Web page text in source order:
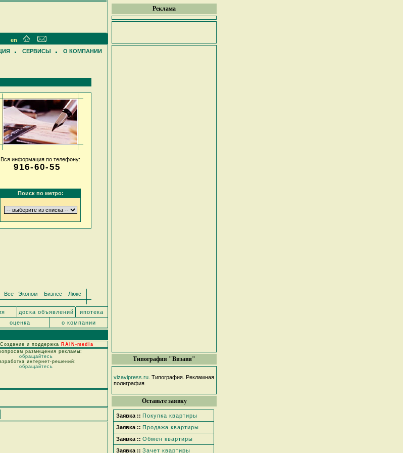
Реклама
Типография "Визави"
vizavipress.ru . Типография. Рекламная
полиграфия.
Оставьте заявку
Заявка :: Покупка квартиры
Заявка :: Продажа квартиры
Заявка :: Обмен квартиры
Заявка :: Зачет квартиры
en
СЕРВИСЫ О КОМПАНИИ
Вся информация по телефону:
916-60-55
Поиск по метро:
Все Эконом Бизнес Люкс
доска объявлений
ипотека
оценка о компании
и поддержка RAIN-media
размещения рекламы:
обращайтесь
интернет-решений:
обращайтесь